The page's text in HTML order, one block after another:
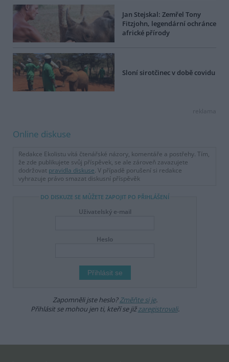
Jan Stejskal: Zemřel Tony
Fitzjohn, legendární ochránce
africké přírody
Sloní sirotčinec v době covidu
reklama
Online diskuse
Redakce Ekolistu vítá čtenářské názory, komentáře a postřehy. Tím,
že zde publikujete svůj příspěvek, se ale zároveň zavazujete
dodržovat pravidla diskuse. V případě porušení si redakce
vyhrazuje právo smazat diskusní příspěvěk
DO DISKUZE SE MŮŽETE ZAPOJIT PO PŘIHLÁŠENÍ
Uživatelský e-mail
Heslo
Zapomněli jste heslo?Změňte si je.
Přihlásit se mohou jen ti, kteří se jižzaregistrovali.